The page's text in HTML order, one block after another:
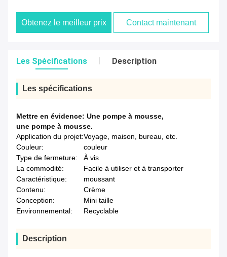
Obtenez le meilleur prix Contact maintenant
Les Spécifications Description
Les spécifications
Mettre en évidence: Une pompe à mousse,
une pompe à mousse.
Application du projet:Voyage, maison, bureau, etc.
Couleur:
couleur
Type de fermeture:
À vis
La commodité:
Facile à utiliser et à transporter
Caractéristique:
moussant
Contenu:
Crème
Conception:
Mini taille
Environnemental:
Recyclable
Description